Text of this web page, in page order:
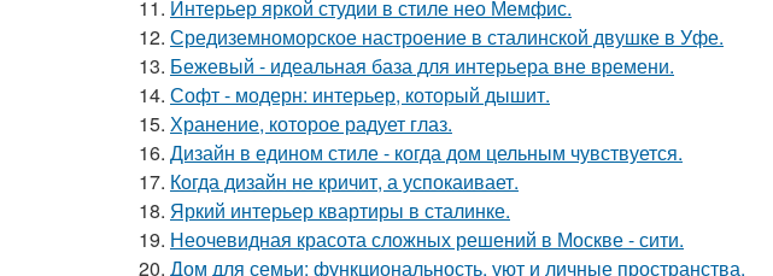
11. Интерьер яркой студии в стиле нео Мемфис.
12. Средиземноморское настроение в сталинской двушке в Уфе.
13. Бежевый - идеальная база для интерьера вне времени.
14. Софт - модерн: интерьер, который дышит.
15. Хранение, которое радует глаз.
16. Дизайн в едином стиле - когда дом цельным чувствуется.
17. Когда дизайн не кричит, а успокаивает.
18. Яркий интерьер квартиры в сталинке.
19. Неочевидная красота сложных решений в Москве - сити.
20. Дом для семьи: функциональность, уют и личные пространства.